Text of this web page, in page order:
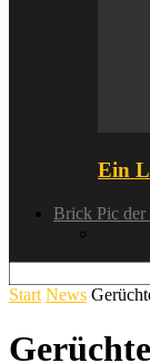
Ein
Brick Pic der
Start News
Gerüchte